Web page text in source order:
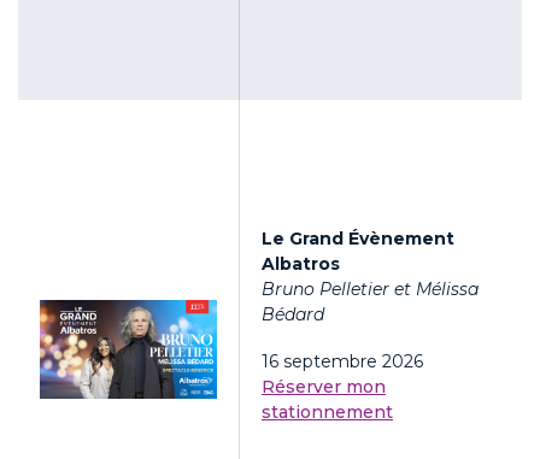
Le Grand Évènement
Albatros
Bruno Pelletier et Mélissa
Bédard
16 septembre 2026
Réserver mon
stationnement